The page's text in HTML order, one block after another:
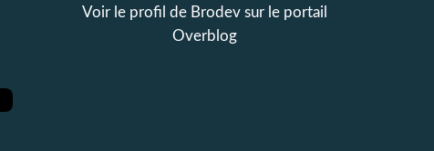
Voir le profil de Brodevsur le portail
Overblog